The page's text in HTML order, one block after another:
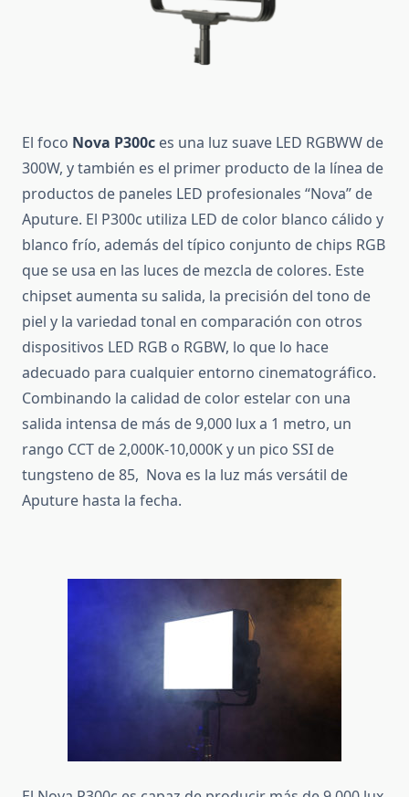
El foco Nova P300c es una luz suave LED RGBWW de
300W, y también es el primer producto de la línea de
productos de paneles LED profesionales “Nova” de
Aputure. El P300c utiliza LED de color blanco cálido y
blanco frío, además del típico conjunto de chips RGB
que se usa en las luces de mezcla de colores. Este
chipset aumenta su salida, la precisión del tono de
piel y la variedad tonal en comparación con otros
dispositivos LED RGB o RGBW, lo que lo hace
adecuado para cualquier entorno cinematográfico.
Combinando la calidad de color estelar con una
salida intensa de más de 9,000 lux a 1 metro, un
rango CCT de 2,000K-10,000K y un pico SSI de
tungsteno de 85, Nova es la luz más versátil de
Aputure hasta la fecha.